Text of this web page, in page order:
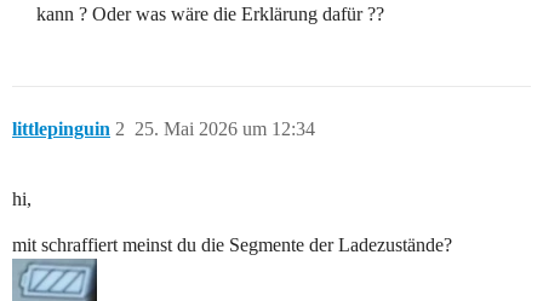
kann ? Oder was wäre die Erklärung dafür ??
littlepinguin 25. Mai 2026 um 12:34
2
hi,
mit schraffiert meinst du die Segmente der Ladezustände?